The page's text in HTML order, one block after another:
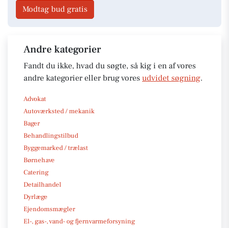
Modtag bud gratis
Andre kategorier
Fandt du ikke, hvad du søgte, så kig i en af vores
andre kategorier eller brug vores udvidet søgning.
Advokat
Autoværksted / mekanik
Bager
Behandlingstilbud
Byggemarked / trælast
Børnehave
Catering
Detailhandel
Dyrlæge
Ejendomsmægler
El-, gas-, vand- og fjernvarmeforsyning